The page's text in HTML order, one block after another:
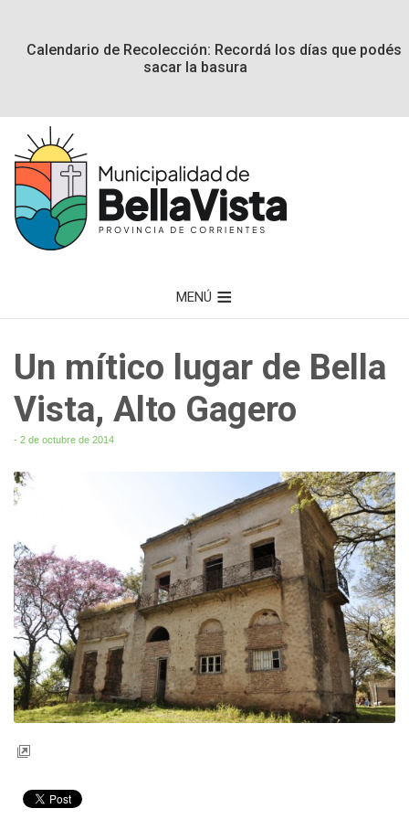
Calendario de Recolección: Recordá los días que podés
sacar la basura
MENÚ
Un mítico lugar de Bella
Vista, Alto Gagero
- 2 de octubre de 2014